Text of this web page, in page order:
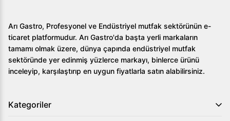
Arı Gastro, Profesyonel ve Endüstriyel mutfak sektörünün e-
ticaret platformudur. Arı Gastro'da başta yerli markaların
tamamı olmak üzere, dünya çapında endüstriyel mutfak
sektöründe yer edinmiş yüzlerce markayı, binlerce ürünü
inceleyip, karşılaştırıp en uygun fiyatlarla satın alabilirsiniz.
Kategoriler